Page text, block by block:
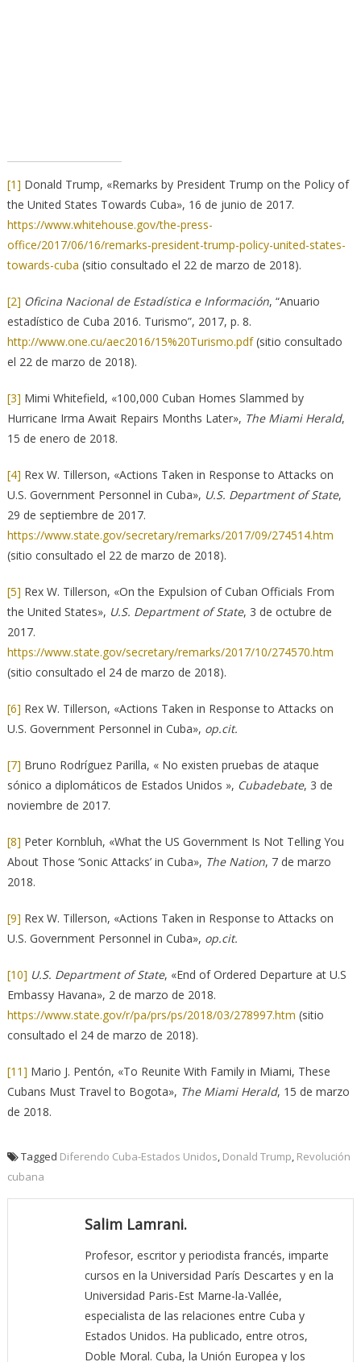
[1] Donald Trump, «Remarks by President Trump on the Policy of
the United States Towards Cuba», 16 de junio de 2017.
https://www.whitehouse.gov/the-press-
office/2017/06/16/remarks-president-trump-policy-united-states-
towards-cuba (sitio consultado el 22 de marzo de 2018).
[2] Oficina Nacional de Estadística e Información, “Anuario
estadístico de Cuba 2016. Turismo”, 2017, p. 8.
http://www.one.cu/aec2016/15%20Turismo.pdf(sitio consultado
el 22 de marzo de 2018).
[3] Mimi Whitefield, «100,000 Cuban Homes Slammed by
Hurricane Irma Await Repairs Months Later», The Miami Herald,
15 de enero de 2018.
[4] Rex W. Tillerson, «Actions Taken in Response to Attacks on
U.S. Government Personnel in Cuba», U.S. Department of State,
29 de septiembre de 2017.
https://www.state.gov/secretary/remarks/2017/09/274514.htm
(sitio consultado el 22 de marzo de 2018).
[5] Rex W. Tillerson, «On the Expulsion of Cuban Officials From
the United States», U.S. Department of State, 3 de octubre de
2017.
https://www.state.gov/secretary/remarks/2017/10/274570.htm
(sitio consultado el 24 de marzo de 2018).
[6] Rex W. Tillerson, «Actions Taken in Response to Attacks on
U.S. Government Personnel in Cuba», op.cit.
[7] Bruno Rodríguez Parilla, « No existen pruebas de ataque
sónico a diplomáticos de Estados Unidos », Cubadebate, 3 de
noviembre de 2017.
[8] Peter Kornbluh, «What the US Government Is Not Telling You
About Those ‘Sonic Attacks’ in Cuba», The Nation, 7 de marzo
2018.
[9] Rex W. Tillerson, «Actions Taken in Response to Attacks on
U.S. Government Personnel in Cuba», op.cit.
[10] U.S. Department of State, «End of Ordered Departure at U.S
Embassy Havana», 2 de marzo de 2018.
https://www.state.gov/r/pa/prs/ps/2018/03/278997.htm (sitio
consultado el 24 de marzo de 2018).
[11] Mario J. Pentón, «To Reunite With Family in Miami, These
Cubans Must Travel to Bogota», The Miami Herald, 15 de marzo
de 2018.
Tagged Diferendo Cuba-Estados Unidos, Donald Trump, Revolución
cubana
Salim Lamrani.
Profesor, escritor y periodista francés, imparte
cursos en la Universidad París Descartes y en la
Universidad Paris-Est Marne-la-Vallée,
especialista de las relaciones entre Cuba y
Estados Unidos. Ha publicado, entre otros,
Doble Moral. Cuba, la Unión Europea y los